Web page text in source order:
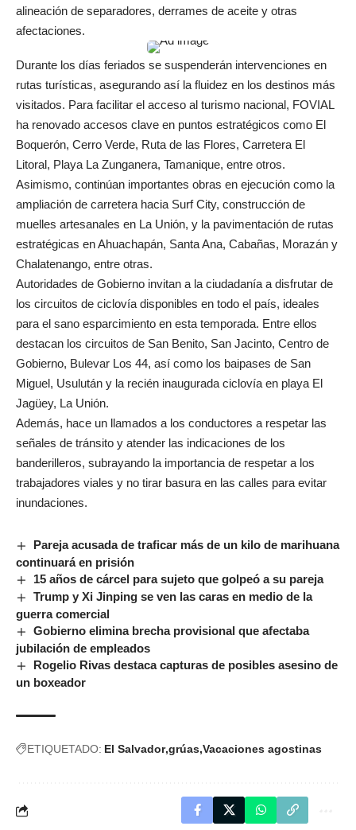
alineación de separadores, derrames de aceite y otras
afectaciones.
Durante los días feriados se suspenderán intervenciones en
rutas turísticas, asegurando así la fluidez en los destinos más
visitados. Para facilitar el acceso al turismo nacional, FOVIAL
ha renovado accesos clave en puntos estratégicos como El
Boquerón, Cerro Verde, Ruta de las Flores, Carretera El
Litoral, Playa La Zunganera, Tamanique, entre otros.
Asimismo, continúan importantes obras en ejecución como la
ampliación de carretera hacia Surf City, construcción de
muelles artesanales en La Unión, y la pavimentación de rutas
estratégicas en Ahuachapán, Santa Ana, Cabañas, Morazán y
Chalatenango, entre otras.
Autoridades de Gobierno invitan a la ciudadanía a disfrutar de
los circuitos de ciclovía disponibles en todo el país, ideales
para el sano esparcimiento en esta temporada. Entre ellos
destacan los circuitos de San Benito, San Jacinto, Centro de
Gobierno, Bulevar Los 44, así como los baipases de San
Miguel, Usulután y la recién inaugurada ciclovía en playa El
Jagüey, La Unión.
Además, hace un llamados a los conductores a respetar las
señales de tránsito y atender las indicaciones de los
banderilleros, subrayando la importancia de respetar a los
trabajadores viales y no tirar basura en las calles para evitar
inundaciones.
Pareja acusada de traficar más de un kilo de marihuana
continuará en prisión
15 años de cárcel para sujeto que golpeó a su pareja
Trump y Xi Jinping se ven las caras en medio de la
guerra comercial
Gobierno elimina brecha provisional que afectaba
jubilación de empleados
Rogelio Rivas destaca capturas de posibles asesino de
un boxeador
ETIQUETADO: El Salvador grúas Vacaciones agostinas